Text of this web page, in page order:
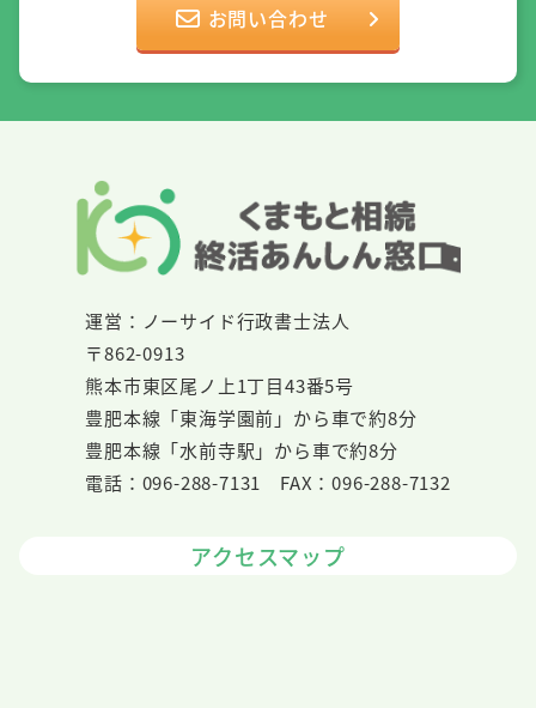
お問い合わせ
運営：ノーサイド行政書士法人
〒862-0913
熊本市東区尾ノ上1丁目43番5号
豊肥本線「東海学園前」から車で約8分
豊肥本線「水前寺駅」から車で約8分
電話：096-288-7131 FAX：096-288-7132
アクセスマップ